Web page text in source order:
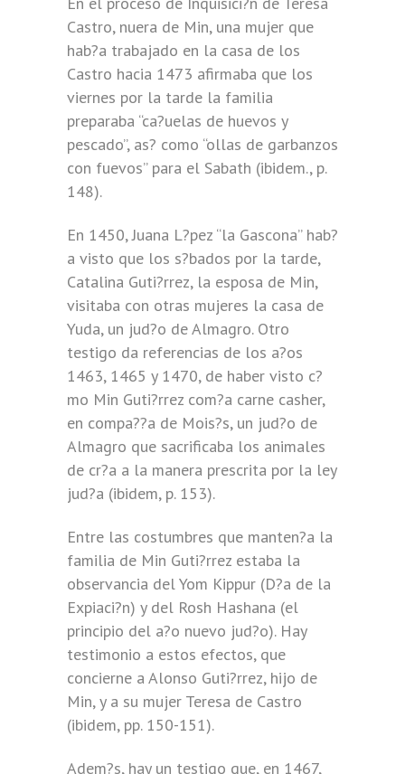
Castro, nuera de Min, una mujer que
hab?a trabajado en la casa de los
Castro hacia 1473 afirmaba que los
viernes por la tarde la familia
preparaba “ca?uelas de huevos y
pescado”, as? como “ollas de garbanzos
con fuevos” para el Sabath (ibidem., p.
148).
En 1450, Juana L?pez “la Gascona” hab?
a visto que los s?bados por la tarde,
Catalina Guti?rrez, la esposa de Min,
visitaba con otras mujeres la casa de
Yuda, un jud?o de Almagro. Otro
testigo da referencias de los a?os
1463, 1465 y 1470, de haber visto c?
mo Min Guti?rrez com?a carne casher,
en compa??a de Mois?s, un jud?o de
Almagro que sacrificaba los animales
de cr?a a la manera prescrita por la ley
jud?a (ibidem, p. 153).
Entre las costumbres que manten?a la
familia de Min Guti?rrez estaba la
observancia del Yom Kippur (D?a de la
Expiaci?n) y del Rosh Hashana (el
principio del a?o nuevo jud?o). Hay
testimonio a estos efectos, que
concierne a Alonso Guti?rrez, hijo de
Min, y a su mujer Teresa de Castro
(ibidem, pp. 150-151).
Adem?s, hay un testigo que, en 1467,